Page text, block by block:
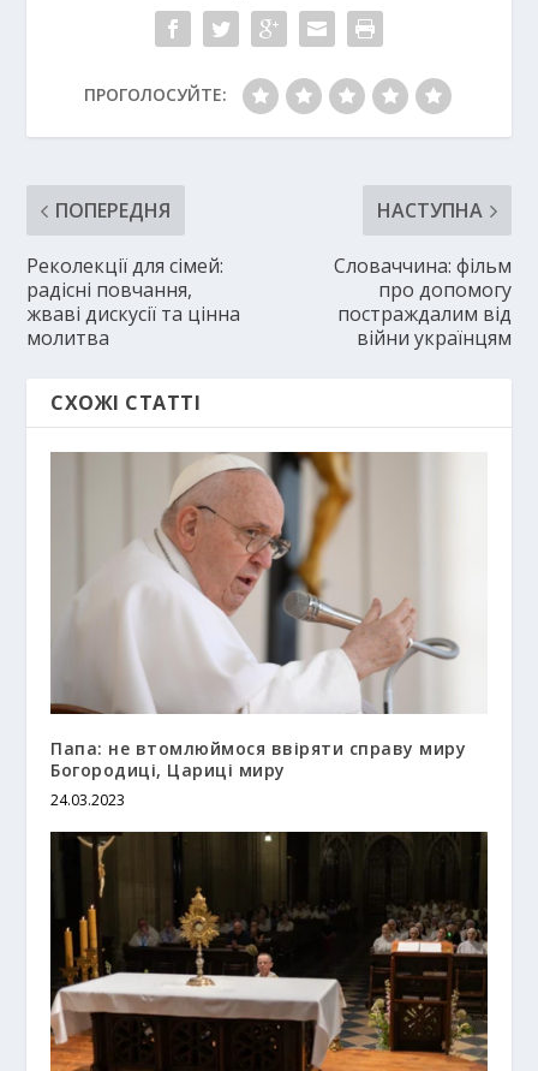
ПРОГОЛОСУЙТЕ:
ПОПЕРЕДНЯ
Реколекції для сімей:
радісні повчання,
жваві дискусії та цінна
молитва
НАСТУПНА
Словаччина: фільм
про допомогу
постраждалим від
війни українцям
СХОЖІ СТАТТІ
Папа: не втомлюймося ввіряти справу миру
Богородиці, Цариці миру
24.03.2023